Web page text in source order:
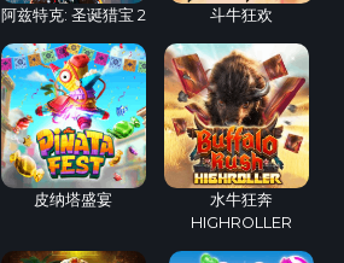
阿兹特克: 圣诞猎宝 2 斗牛狂欢
皮纳塔盛宴
水牛狂奔
HIGHROLLER